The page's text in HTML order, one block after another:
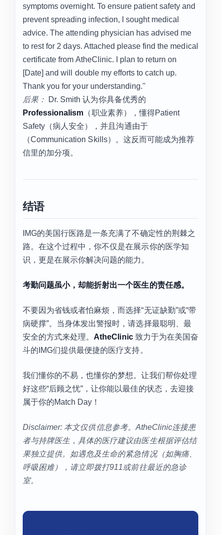
symptoms overnight. To ensure patient safety and
prevent spreading infection, I sought medical
advice. The attending physician has advised me
to rest for 2 days. Attached please find the medical
certificate from AtheClinic. I plan to return on
[Date] and will double my efforts to catch up.
Thank you for your understanding."
后果：
Dr. Smith 认为你具备优秀的
Professionalism （职业素养），懂得Patient
Safety（病人安全），并且沟通由于
（Communication Skills）。这反而可能成为推荐
信里的加分项。
结语
IMG的美国行医路是一条充满了不确定性的荆棘之
路。在这个过程中，你不仅是在展示你的医学知
识，更是在展示你解决问题的能力。
考勤问题虽小，却能折射出一个医生的责任感。
不要因为省钱或者怕麻烦，而选择“无证缺勤”或“带
病硬撑”。当身体发出警报时，请选择最聪明、最
安全的方式来处理。AtheClinic致力于为在美国奋
斗的IMG们提供最便捷的医疗支持。
我们懂你的不易，也懂你的梦想。让我们帮你处理
好这些“后顾之忧”，让你能以最佳的状态，去迎接
属于你的Match Day！
Disclaimer: 本文仅供信息参考。AtheClinic连接患
者与持牌医生，具体的医疗建议由医生根据评估结
果独立提供。如遇危及生命的紧急情况（如胸痛、
呼吸困难），请立即拨打911或前往最近的急诊
室。